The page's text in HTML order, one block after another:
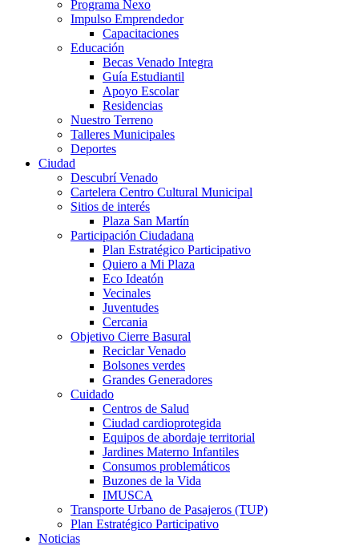
Programa Nexo
Impulso Emprendedor
Capacitaciones
Educación
Becas Venado Integra
Guía Estudiantil
Apoyo Escolar
Residencias
Nuestro Terreno
Talleres Municipales
Deportes
Ciudad
Descubrí Venado
Cartelera Centro Cultural Municipal
Sitios de interés
Plaza San Martín
Participación Ciudadana
Plan Estratégico Participativo
Quiero a Mi Plaza
Eco Ideatón
Vecinales
Juventudes
Cercania
Objetivo Cierre Basural
Reciclar Venado
Bolsones verdes
Grandes Generadores
Cuidado
Centros de Salud
Ciudad cardioprotegida
Equipos de abordaje territorial
Jardines Materno Infantiles
Consumos problemáticos
Buzones de la Vida
IMUSCA
Transporte Urbano de Pasajeros (TUP)
Plan Estratégico Participativo
Noticias